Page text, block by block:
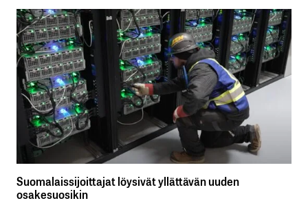
Suomalaissijoittajat löysivät yllättävän uuden
osakesuosikin